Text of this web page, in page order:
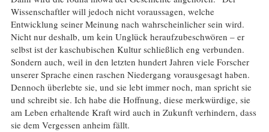
Wissenschaftler will jedoch nicht voraussagen, welche
Entwicklung seiner Meinung nach wahrscheinlicher sein wird.
Nicht nur deshalb, um kein Unglück heraufzubeschwören – er
selbst ist der kaschubischen Kultur schließlich eng verbunden.
Sondern auch, weil in den letzten hundert Jahren viele Forscher
unserer Sprache einen raschen Niedergang vorausgesagt haben.
Dennoch überlebte sie, und sie lebt immer noch, man spricht sie
und schreibt sie. Ich habe die Hoffnung, diese merkwürdige, sie
am Leben erhaltende Kraft wird auch in Zukunft verhindern, dass
sie dem Vergessen anheim fällt.